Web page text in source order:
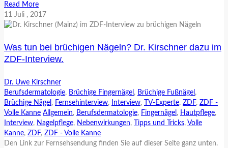
Read More
11
Juli , 2017
Was tun bei brüchigen Nägeln? Dr. Kirschner dazu im
ZDF-Interview.
Dr. Uwe Kirschner
Berufsdermatologie, Brüchige Fingernägel , Brüchige Fußnägel ,
Brüchige Nägel , Fernsehinterview, Interview, TV-Experte, ZDF, ZDF -
Volle Kanne Allgemein, Berufsdermatologie, Fingernägel , Hautpflege,
Interview, Nagelpflege, Nebenwirkungen, Tipps und Tricks, Volle
Kanne, ZDF, ZDF - Volle Kanne
Den Link zur Fernsehsendung finden Sie auf dieser Seite ganz unten.